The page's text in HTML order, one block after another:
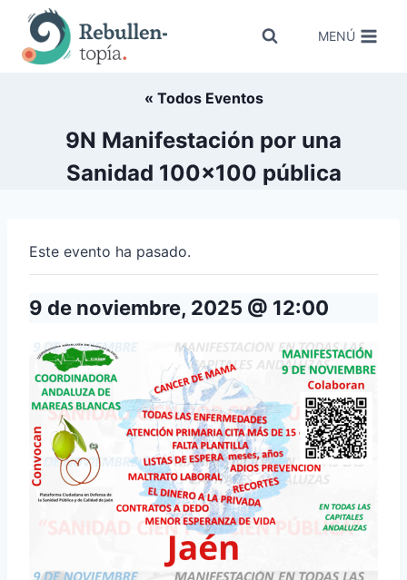
Saltar
contenido
MENÚ
« Todos Eventos
9N Manifestación por una
Sanidad 100×100 pública
Este evento ha pasado.
9 de noviembre, 2025 @ 12:00